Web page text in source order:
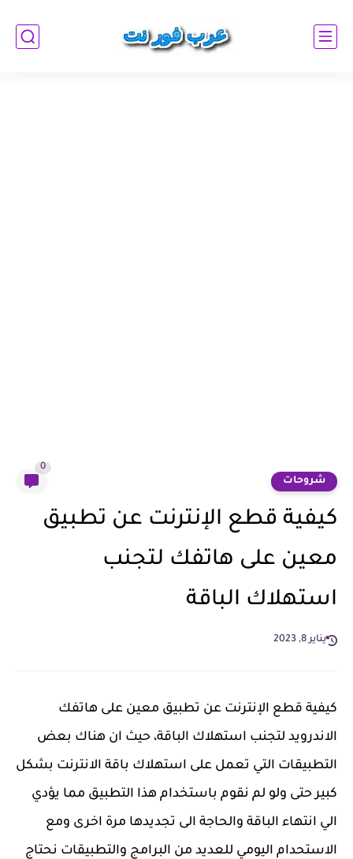
شروحات
0
كيفية قطع الإنترنت عن تطبيق
معين على هاتفك لتجنب
استهلاك الباقة
يناير 8, 2023
كيفية قطع الإنترنت عن تطبيق معين على هاتفك
الاندرويد لتجنب استهلاك الباقة، حيث ان هناك بعض
التطبيقات التي تعمل على استهلاك باقة الانترنت بشكل
كبير حتى ولو لم نقوم باستخدام هذا التطبيق مما يؤدي
الي انتهاء الباقة والحاجة الى تجديدها مرة اخرى ومع
الاستحدام اليومي للعديد من البرامج والتطبيقات نحتاج